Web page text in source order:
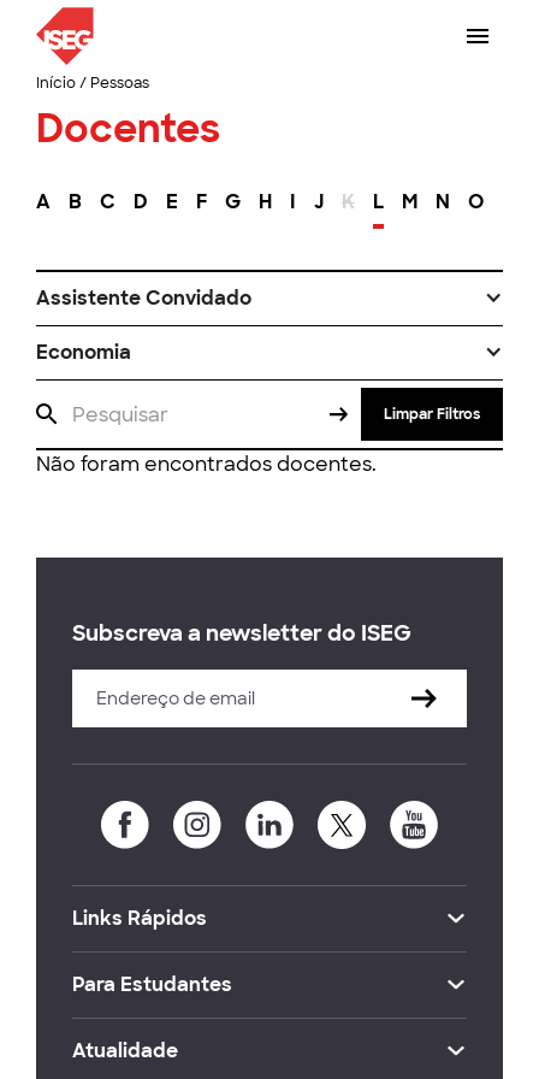
Início/ Pessoas
Docentes
A B C D E F G H I J K L M N O
Assistente Convidado
Economia
Limpar Filtros
Não foram encontrados docentes.
Subscreva a newsletter do ISEG
Links Rápidos
Para Estudantes
Atualidade